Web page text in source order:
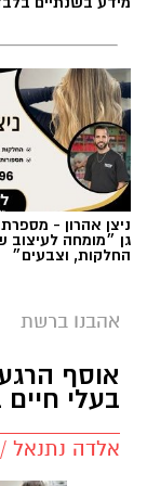
שירים שהפכו
הישראלית
ממערכת
על המכוניות
ניצן אהרון -
גן ״מומחה לעיצוב
החלקות, וצבעים״
אהבנו ברשת
אוסף
בעלי חיים ב-
אלדה נתנאל / 09:27 23.07.26